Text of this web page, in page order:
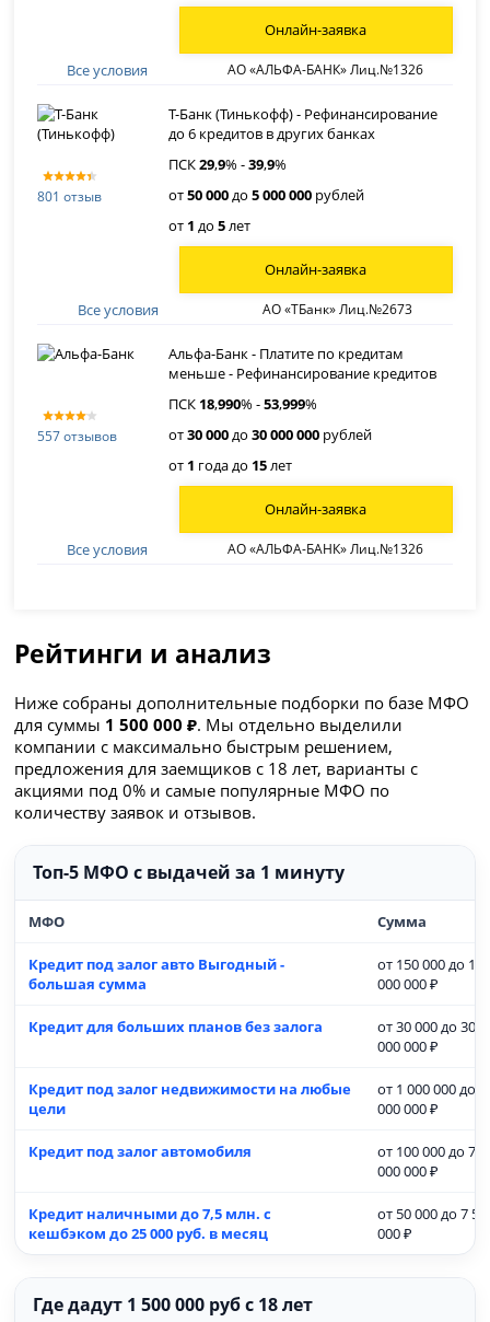
Все условия АО «АЛЬФА-БАНК» Лиц.№1326
Онлайн-заявка
801 отзыв
Т-Банк (Тинькофф) - Рефинансирование
до 6 кредитов в других банках
ПСК29,9% -39,9%
от50 000до5 000 000 рублей
от 1 до5лет
Все условия АО «ТБанк» Лиц.№2673
Онлайн-заявка
557 отзывов
Альфа-Банк - Платите по кредитам
меньше - Рефинансирование кредитов
ПСК 18,990% -53,999%
от30 000до30 000 000 рублей
от 1 года до 15лет
Все условия АО «АЛЬФА-БАНК» Лиц.№1326
Онлайн-заявка
Рейтинги и анализ
Ниже собраны дополнительные подборки по базе МФО
для суммы 1 500 000 ₽. Мы отдельно выделили
компании с максимально быстрым решением,
предложения для заемщиков с 18 лет, варианты с
акциями под 0% и самые популярные МФО по
количеству заявок и отзывов.
Топ-5 МФО с выдачей за 1 минуту
МФО Сумма
Кредит под залог авто Выгодный -
большая сумма
от 150 000 до 15
000 000 ₽
Кредит для больших планов без залога
от 30 000 до 30
000 000 ₽
Кредит под залог недвижимости на любые
цели
от 1 000 000 до
000 000 ₽
Кредит под залог автомобиля
от 100 000 до 7
000 000 ₽
Кредит наличными до 7,5 млн. с
кешбэком до 25 000 руб. в месяц
от 50 000 до 7
000 ₽
Где дадут 1 500 000 руб с 18 лет